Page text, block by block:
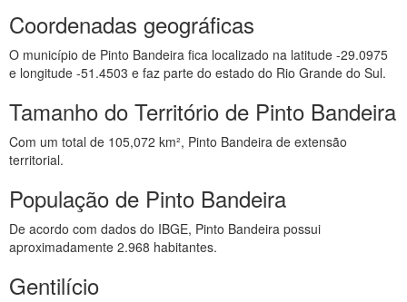
Coordenadas geográficas
O município de Pinto Bandeira fica localizado na latitude -29.0975
e longitude -51.4503 e faz parte do estado do Rio Grande do Sul.
Tamanho do Território de Pinto Bandeira
Com um total de 105,072 km², Pinto Bandeira de extensão
territorial.
População de Pinto Bandeira
De acordo com dados do IBGE, Pinto Bandeira possui
aproximadamente 2.968 habitantes.
Gentilício